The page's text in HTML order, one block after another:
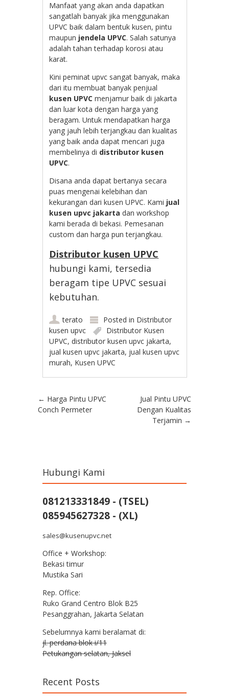
Manfaat yang akan anda dapatkan
sangatlah banyak jika menggunakan
UPVC baik dalam bentuk kusen, pintu
maupun jendela UPVC. Salah satunya
adalah tahan terhadap korosi atau
karat.
Kini peminat upvc sangat banyak, maka
dari itu membuat banyak penjual
kusen UPVC menjamur baik di jakarta
dan luar kota dengan harga yang
beragam. Untuk mendapatkan harga
yang jauh lebih terjangkau dan kualitas
yang baik anda dapat mencari juga
membelinya di distributor kusen
UPVC.
Disana anda dapat bertanya secara
puas mengenai kelebihan dan
kekurangan dari kusen UPVC. Kami jual
kusen upvc jakarta dan workshop
kami berada di bekasi. Pemesanan
custom dan harga pun terjangkau.
Distributor kusen UPVC
hubungi kami, tersedia
beragam tipe UPVC sesuai
kebutuhan.
terato Posted in Distributor
kusen upvc
Distributor Kusen
UPVC,distributor kusen upvc jakarta,
jual kusen upvc jakarta, jual kusen upvc
murah, Kusen UPVC
Post navigation
← Harga Pintu UPVC
Conch Permeter
Jual Pintu UPVC
Dengan Kualitas
Terjamin →
Hubungi Kami
081213331849 - (TSEL)
085945627328 - (XL)
sales@kusenupvc.net
Office + Workshop:
Bekasi timur
Mustika Sari
Rep. Office:
Ruko Grand Centro Blok B25
Pesanggrahan, Jakarta Selatan
Sebelumnya kami beralamat di:
jl. perdana blok i/11
Petukangan selatan, Jaksel
Recent Posts